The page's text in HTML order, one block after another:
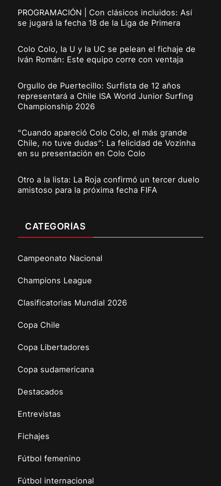
PROGRAMACIÓN | Con clásicos incluidos: Así
se jugará la fecha 18 de la Liga de Primera
Colo Colo, la U y la UC se pelean el fichaje de
Iván Román: Este equipo corre con ventaja
Orgullo de Puertecillo: Surfista de 12 años
representará a Chile ISA World Junior Surfing
Championship 2026
“Cuando apareció Colo Colo, el más grande
Chile, no tuve dudas”: La felicidad de Vozinha
en su presentación en Colo Colo
Otro a la lista: La Roja confirmó un tercer duelo
amistoso para la próxima fecha FIFA
CATEGORÍAS
Campeonato Nacional
Champions League
Clasificatorias Mundial 2026
Copa Chile
Copa Libertadores
Copa sudamericana
Destacados
Entrevistas
Fichajes
Fútbol femenino
Fútbol internacional